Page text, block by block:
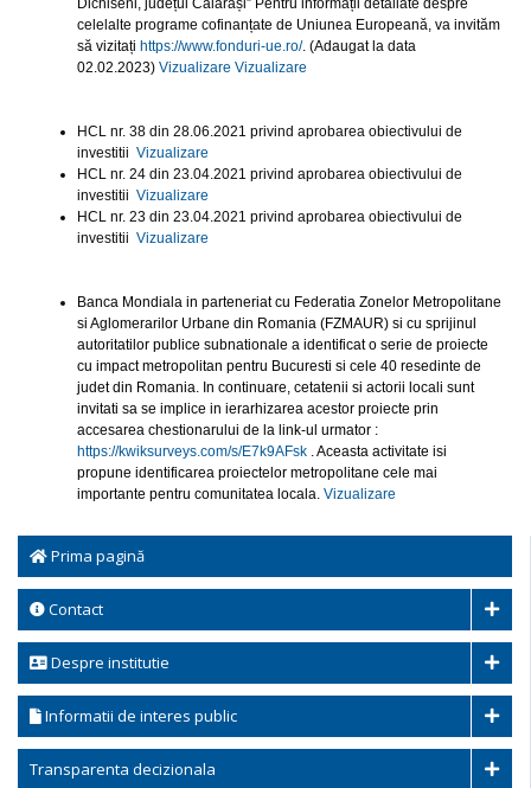
Prima pagină
Contact
Despre institutie
Informatii de interes public
Transparenta decizionala
Dichiseni, județul Călărași” Pentru informații detaliate despre
celelalte programe cofinanțate de Uniunea Europeană, va invităm
să vizitați https://www.fonduri-ue.ro/. (Adaugat la data
02.02.2023) Vizualizare Vizualizare
HCL nr. 38 din 28.06.2021 privind aprobarea obiectivului de
investitii Vizualizare
HCL nr. 24 din 23.04.2021 privind aprobarea obiectivului de
investitii Vizualizare
HCL nr. 23 din 23.04.2021 privind aprobarea obiectivului de
investitii Vizualizare
Banca Mondiala in parteneriat cu Federatia Zonelor Metropolitane
si Aglomerarilor Urbane din Romania (FZMAUR) si cu sprijinul
autoritatilor publice subnationale a identificat o serie de proiecte
cu impact metropolitan pentru Bucuresti si cele 40 resedinte de
judet din Romania. In continuare, cetatenii si actorii locali sunt
invitati sa se implice in ierarhizarea acestor proiecte prin
accesarea chestionarului de la link-ul urmator :
https://kwiksurveys.com/s/E7k9AFsk . Aceasta activitate isi
propune identificarea proiectelor metropolitane cele mai
importante pentru comunitatea locala. Vizualizare